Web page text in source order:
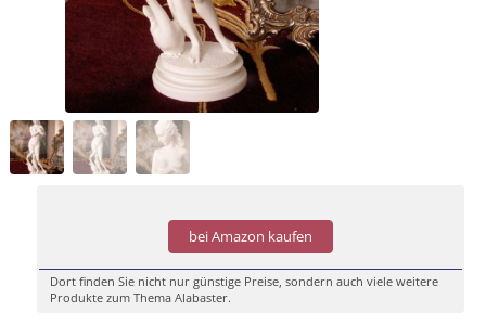
bei Amazon kaufen
Dort finden Sie nicht nur günstige Preise, sondern auch viele weitere
Produkte zum Thema Alabaster.